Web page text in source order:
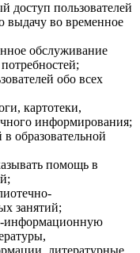
доступ пользователей
выдачу во временное
обслуживание
обо всех
картотеки,
информирования;
образовательной
помощь в
занятий;
информационную
литературные